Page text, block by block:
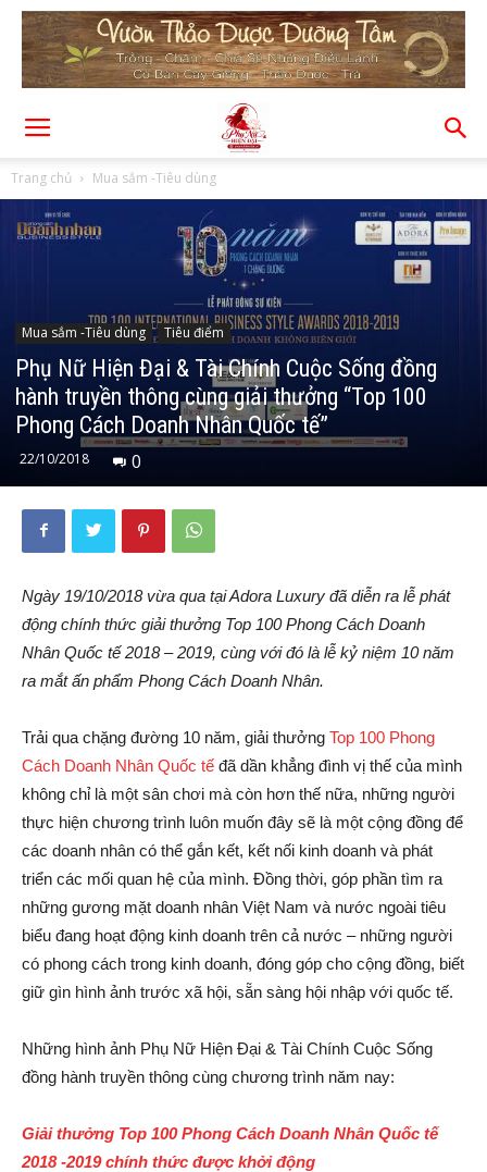
Trang chủ Mua sắm -Tiêu dùng
Mua sắm -Tiêu dùng Tiêu điểm
Phụ Nữ Hiện Đại & Tài Chính Cuộc Sống đồng
hành truyền thông cùng giải thưởng “Top 100
Phong Cách Doanh Nhân Quốc tế”
22/10/2018 0
Ngày 19/10/2018 vừa qua tại Adora Luxury đã diễn ra lễ phát
động chính thức giải thưởng Top 100 Phong Cách Doanh
Nhân Quốc tế 2018 – 2019, cùng với đó là lễ kỷ niệm 10 năm
ra mắt ấn phẩm Phong Cách Doanh Nhân.
Trải qua chặng đường 10 năm, giải thưởng Top 100 Phong
Cách Doanh Nhân Quốc tế đã dần khẳng đình vị thế của mình
không chỉ là một sân chơi mà còn hơn thế nữa, những người
thực hiện chương trình luôn muốn đây sẽ là một cộng đồng để
các doanh nhân có thể gắn kết, kết nối kinh doanh và phát
triển các mối quan hệ của mình. Đồng thời, góp phần tìm ra
những gương mặt doanh nhân Việt Nam và nước ngoài tiêu
biểu đang hoạt động kinh doanh trên cả nước – những người
có phong cách trong kinh doanh, đóng góp cho cộng đồng, biết
giữ gìn hình ảnh trước xã hội, sẵn sàng hội nhập với quốc tế.
Những hình ảnh Phụ Nữ Hiện Đại & Tài Chính Cuộc Sống
đồng hành truyền thông cùng chương trình năm nay:
Giải thưởng Top 100 Phong Cách Doanh Nhân Quốc tế
2018 -2019 chính thức được khởi động